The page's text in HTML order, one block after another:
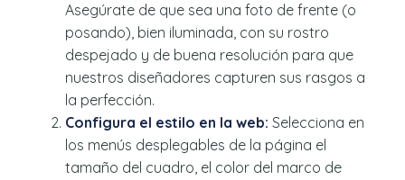
Asegúrate de que sea una foto de frente (o
posando), bien iluminada, con su rostro
despejado y de buena resolución para que
nuestros diseñadores capturen sus rasgos a
la perfección.
Configura el estilo en la web: Selecciona en
los menús desplegables de la página el
tamaño del cuadro, el color del marco de